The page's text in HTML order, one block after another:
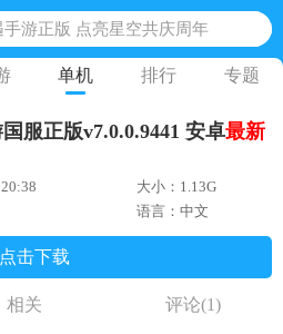
手游正版 点亮星空共庆周年
生机腾讯正版 黎明觉醒生机国际服
下载 蛋仔派对体验服
者传奇 正版奥特曼游戏
单机 排行 专题
服正版v7.0.0.9441 安卓最新
大小：1.13G
语言：中文
点击下载
相关 评论(1)